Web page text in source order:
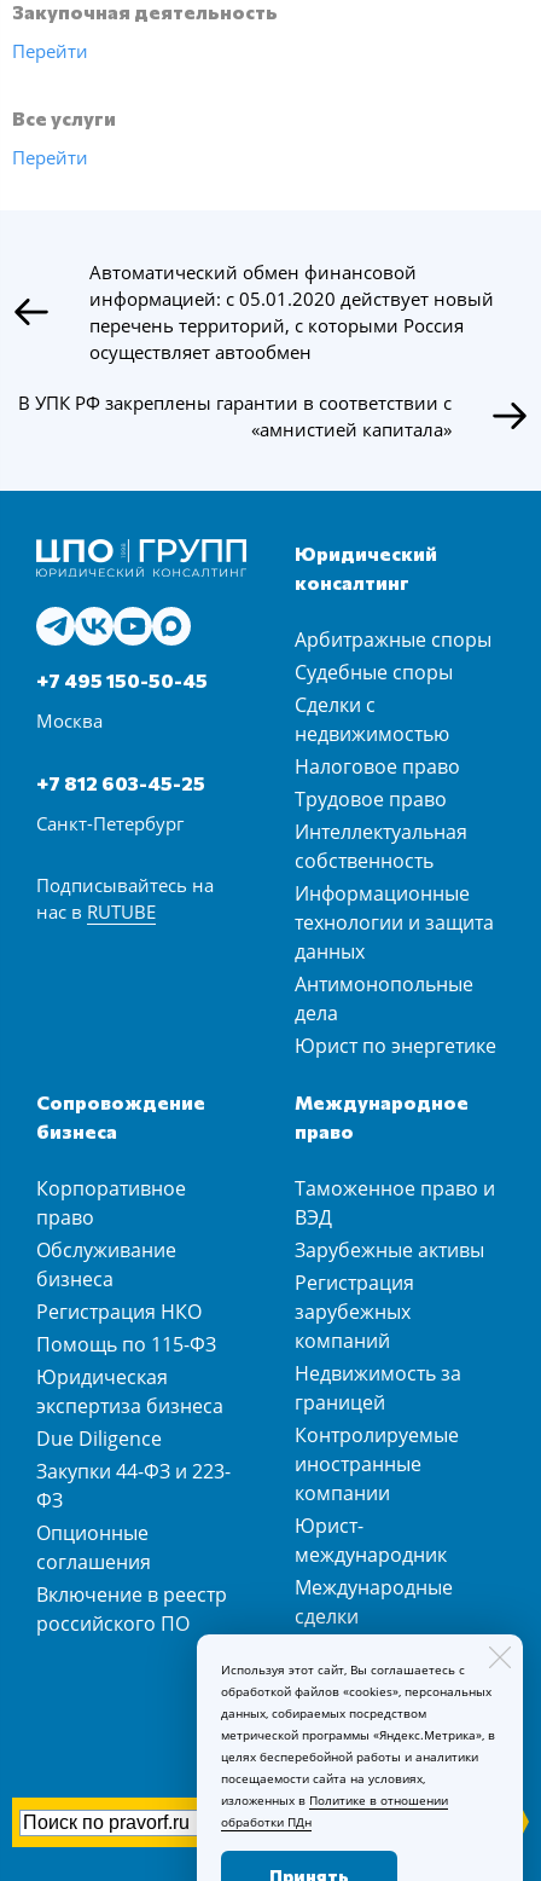
Закупочная деятельность
Перейти
Все услуги
Перейти
Автоматический обмен финансовой
информацией: с 05.01.2020 действует новый
перечень территорий, с которыми Россия
осуществляет автообмен
В УПК РФ закреплены гарантии в соответствии с
«амнистией капитала»
+7 495 150-50-45
Москва
+7 812 603-45-25
Санкт-Петербург
Подписывайтесь на
нас в RUTUBE
Юридический
консалтинг
Арбитражные споры
Судебные споры
Сделки с
недвижимостью
Налоговое право
Трудовое право
Интеллектуальная
собственность
Информационные
технологии и защита
данных
Антимонопольные
дела
Юрист по энергетике
Сопровождение
бизнеса
Корпоративное
право
Обслуживание
бизнеса
Регистрация НКО
Помощь по 115-ФЗ
Юридическая
экспертиза бизнеса
Due Diligence
Закупки 44-ФЗ и 223-
ФЗ
Опционные
соглашения
Включение в реестр
российского ПО
Международное
право
Таможенное право и
ВЭД
Зарубежные активы
Регистрация
зарубежных
компаний
Недвижимость за
границей
Контролируемые
иностранные
компании
Юрист-
международник
Международные
сделки
регистрация
товарных знаков
Используя этот сайт, Вы соглашаетесь с
обработкой файлов «cookies», персональных
данных, собираемых посредством
метрической программы «Яндекс.Метрика», в
целях бесперебойной работы и аналитики
посещаемости сайта на условиях,
изложенных в Политике в отношении
обработки ПДн
Принять